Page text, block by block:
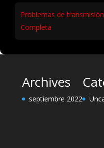
Problemas de
Completa
Archives
septiembre 2022